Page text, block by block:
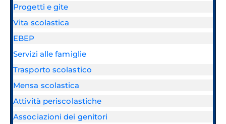
Progetti e gite
Vita scolastica
EBEP
Servizi alle famiglie
Trasporto scolastico
Mensa scolastica
Attività periscolastiche
Associazioni dei genitori